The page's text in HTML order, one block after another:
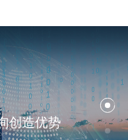
创造优势